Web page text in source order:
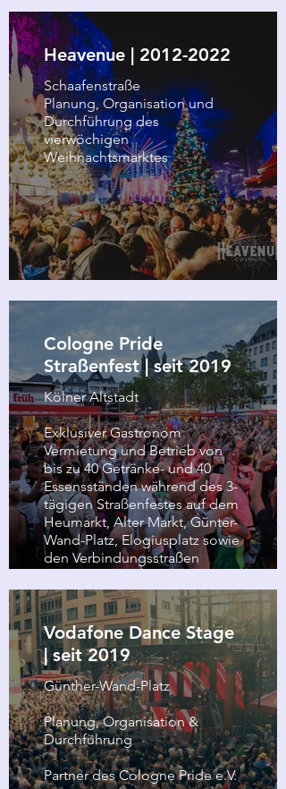
während des 3-tägigen
Straßenfestes in der Kölner
Innenstadt
Heavenue | 2012-2022
Schaafenstraße
Planung, Organisation und
Durchführung des
vierwöchigen
Weihnachtsmarktes
Cologne Pride
Straßenfest | seit 2019
Kölner Altstadt
Exklusiver Gastronom
Vermietung und Betrieb von
bis zu 40 Getränke- und 40
Essensständen während des 3-
tägigen Straßenfestes auf dem
Heumarkt, Alter Markt, Günter-
Wand-Platz, Elogiusplatz sowie
den Verbindungsstraßen
Vodafone Dance Stage
| seit 2019
Günther-Wand-Platz
Planung, Organisation &
Durchführung
Partner des Cologne Pride e.V.